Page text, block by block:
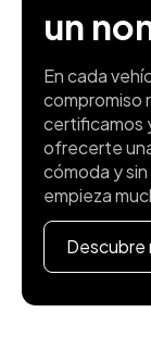
un
En cada
compromiso
certificamos
ofrecerte
cómoda y
empieza
Descubre